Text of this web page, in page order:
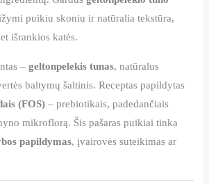
puikiu skoniu ir natūralia tekstūra,
išrankios katės.
–geltonpelekis tunas, natūralus
baltymų šaltinis. Receptas papildytas
(FOS) – prebiotikais, padedančiais
mikroflorą. Šis pašaras puikiai tinka
papildymas, įvairovės suteikimas ar